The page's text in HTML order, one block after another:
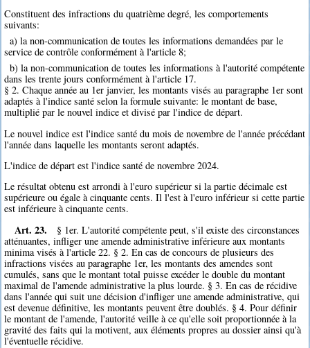
Constituent des infractions du quatrième degré, les comportements
suivants:
a) la non-communication de toutes les informations demandées par le
service de contrôle conformément à l'article 8;
b) la non-communication de toutes les informations à l'autorité compétente
dans les trente jours conformément à l'article 17.
§ 2. Chaque année au 1er janvier, les montants visés au paragraphe 1er sont
adaptés à l'indice santé selon la formule suivante: le montant de base,
multiplié par le nouvel indice et divisé par l'indice de départ.
Le nouvel indice est l'indice santé du mois de novembre de l'année précédant
l'année dans laquelle les montants seront adaptés.
L'indice de départ est l'indice santé de novembre 2024.
Le résultat obtenu est arrondi à l'euro supérieur si la partie décimale est
supérieure ou égale à cinquante cents. Il l'est à l'euro inférieur si cette partie
est inférieure à cinquante cents.
Art. 23.
§ 1er. L'autorité compétente peut, s'il existe des circonstances
atténuantes, infliger une amende administrative inférieure aux montants
minima visés à l'article 22. § 2. En cas de concours de plusieurs des
infractions visées au paragraphe 1er, les montants des amendes sont
cumulés, sans que le montant total puisse excéder le double du montant
maximal de l'amende administrative la plus lourde. § 3. En cas de récidive
dans l'année qui suit une décision d'infliger une amende administrative, qui
est devenue définitive, les montants peuvent être doublés. § 4. Pour définir
le montant de l'amende, l'autorité veille à ce qu'elle soit proportionnée à la
gravité des faits qui la motivent, aux éléments propres au dossier ainsi qu'à
l'éventuelle récidive.